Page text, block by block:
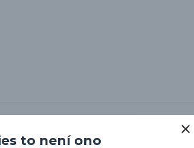
to není ono